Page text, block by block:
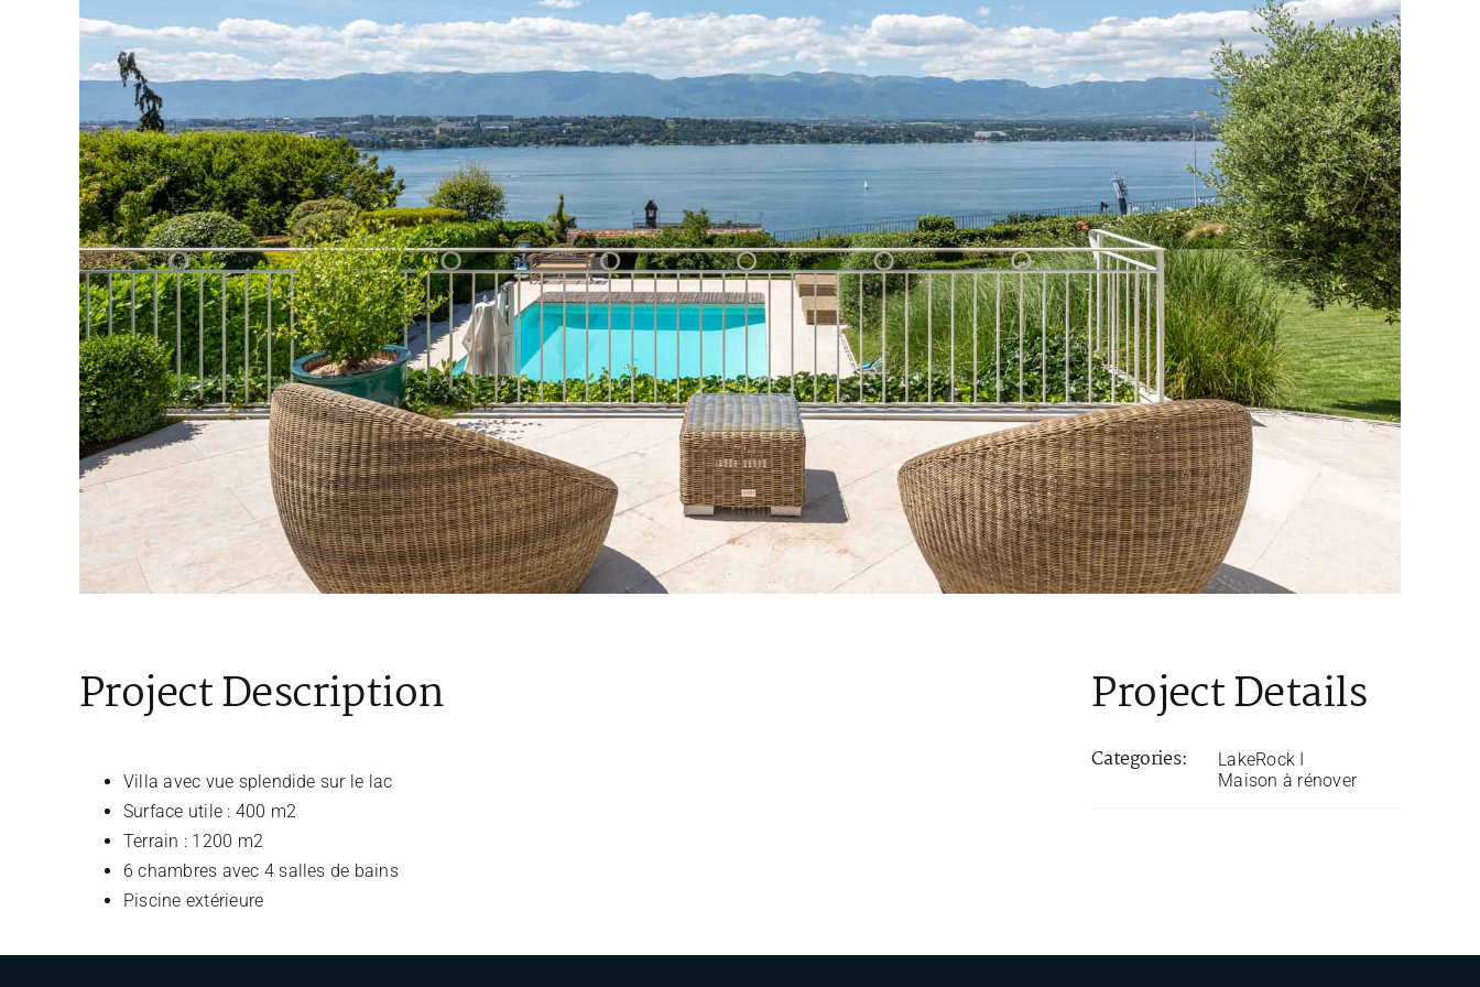
Project Description
Villa avec vue splendide sur le lac
Surface utile : 400 m2
Terrain : 1200 m2
6 chambres avec 4 salles de bains
Piscine extérieure
Project Details
Categories:
LakeRock I
Maison à rénover